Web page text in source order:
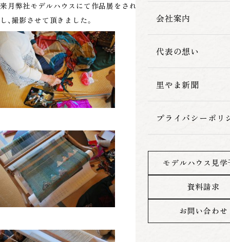
会社案内
代表の想い
里やま新聞
プライバシーポリ
モデルハウス見学
資料請求
お問い合わせ
来月弊社モデルハウスにて作品展をされるにあたり、教室にお邪魔
し、撮影させて頂きました。